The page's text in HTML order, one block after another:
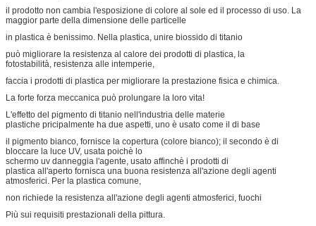
il prodotto non cambia l'esposizione di colore al sole ed il processo di uso. La
maggior parte della dimensione delle particelle
in plastica è benissimo. Nella plastica, unire biossido di titanio
può migliorare la resistenza al calore dei prodotti di plastica, la
fotostabilità, resistenza alle intemperie,
faccia i prodotti di plastica per migliorare la prestazione fisica e chimica.
La forte forza meccanica può prolungare la loro vita!
L'effetto del pigmento di titanio nell'industria delle materie
plastiche pricipalmente ha due aspetti, uno è usato come il di base
il pigmento bianco, fornisce la copertura (colore bianco); il secondo è di
bloccare la luce UV, usata poichè lo
schermo uv danneggia l'agente, usato affinchè i prodotti di
plastica all'aperto fornisca una buona resistenza all'azione degli agenti
atmosferici. Per la plastica comune,
non richiede la resistenza all'azione degli agenti atmosferici, fuochi
Più sui requisiti prestazionali della pittura.